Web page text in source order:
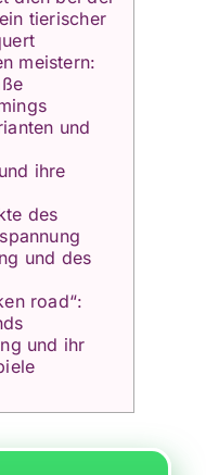
tierischer
meistern:
und
ihre
des
und des
road“:
und ihr